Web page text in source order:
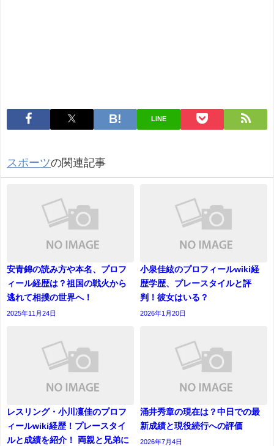
LINE
スポーツの関連記事
安青錦の読み方や本名、プロフ
ィール経歴は？祖国の戦火から
逃れて相撲の世界へ！
2025年11月24日
小泉佳絃のプロフィールwiki経
歴学歴、プレースタイルと評
判！彼女はいる？
2026年1月20日
レスリング・小川凜佳のプロフ
ィールwiki経歴！プレースタイ
ルと成績を紹介！ 両親と兄弟に
涌井秀章の現在は？中日での最
新成績と現役続行への評価
2026年7月4日